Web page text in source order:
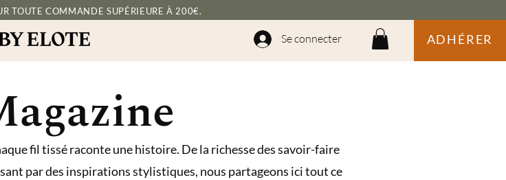
TOUTE COMMANDE SUPÉRIEURE À 200€.
Se connecter ADHÉRER
fil tissé raconte une histoire. De la richesse des savoir-faire
par des inspirations stylistiques, nous partageons ici tout ce